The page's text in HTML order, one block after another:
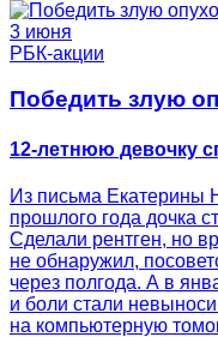
3 июня
РБК-акции
Победить злую
12-летнюю девочку
Из письма Екатерины
прошлого года дочка
Сделали рентген, но
не обнаружил,
через полгода. А в
и боли стали
на компьютерную